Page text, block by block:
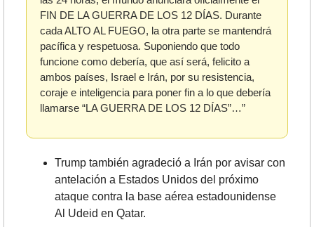
FIN DE LA GUERRA DE LOS 12 DÍAS. Durante
cada ALTO AL FUEGO, la otra parte se mantendrá
pacífica y respetuosa. Suponiendo que todo
funcione como debería, que así será, felicito a
ambos países, Israel e Irán, por su resistencia,
coraje e inteligencia para poner fin a lo que debería
llamarse “LA GUERRA DE LOS 12 DÍAS”…”
Trump también agradeció a Irán por avisar con
antelación a Estados Unidos del próximo
ataque contra la base aérea estadounidense
Al Udeid en Qatar.